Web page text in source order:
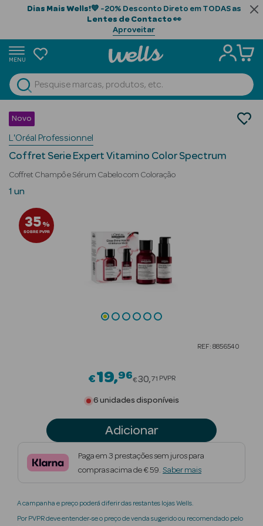
Dias Mais Wells!💙 -20% Desconto Direto em TODAS as
Lentes de Contacto👀
Aproveitar
MENU
Ver Tudo
Beauty Season
Cabelo
Beauty Season
Beauty Season
Cosmética
Beauty Season
Beauty Season
Beauty Season
Beauty Season
Cabelo
Coffrets
Novo
L'Oréal Professionnel
Coffret Serie Expert Vitamino Color Spectrum
Coffret Champô e Sérum Cabelo com Coloração
1 un
35%
SOBRE PVPR
REF: 8856540
€19 96Price reduced from
€30 71 PVPR
6 unidades disponíveis
Adicionar
Paga em 3 prestações sem juros para
compras acima de € 59. Saber mais
A campanha e preço poderá diferir das restantes lojas Wells.
Por PVPR deve entender-se o preço de venda sugerido ou recomendado pelo